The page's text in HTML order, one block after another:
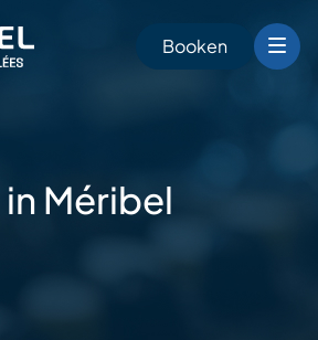
Booken
in Méribel